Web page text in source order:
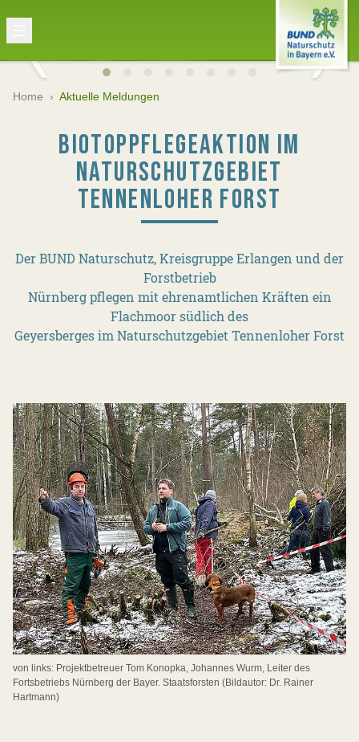
Home › Aktuelle Meldungen
BIOTOPPFLEGEAKTION IM
NATURSCHUTZGEBIET
TENNENLOHER FORST
Der BUND Naturschutz, Kreisgruppe Erlangen und der
Forstbetrieb
Nürnberg pflegen mit ehrenamtlichen Kräften ein
Flachmoor südlich des
Geyersberges im Naturschutzgebiet Tennenloher Forst
von links: Projektbetreuer Tom Konopka, Johannes Wurm, Leiter des
Fortsbetriebs Nürnberg der Bayer. Staatsforsten (Bildautor: Dr. Rainer
Hartmann)